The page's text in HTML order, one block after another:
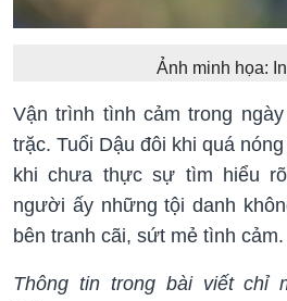
Ảnh minh họa:
Vận trình tình cảm trong
trặc. Tuổi Dậu đôi khi quá
khi chưa thực sự tìm hiểu
người ấy những tội danh
bên tranh cãi, sứt mẻ tình cảm.
Thông tin trong bài viết chỉ